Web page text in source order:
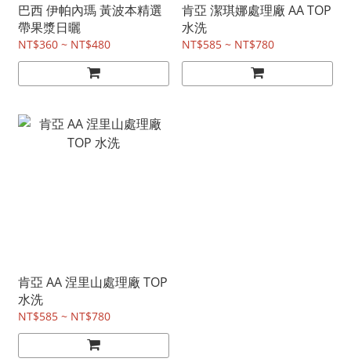
巴西 伊帕內瑪 黃波本精選
帶果漿日曬
NT$360 ~ NT$480
肯亞 潔琪娜處理廠 AA TOP
水洗
NT$585 ~ NT$780
肯亞 AA 涅里山處理廠 TOP
水洗
NT$585 ~ NT$780